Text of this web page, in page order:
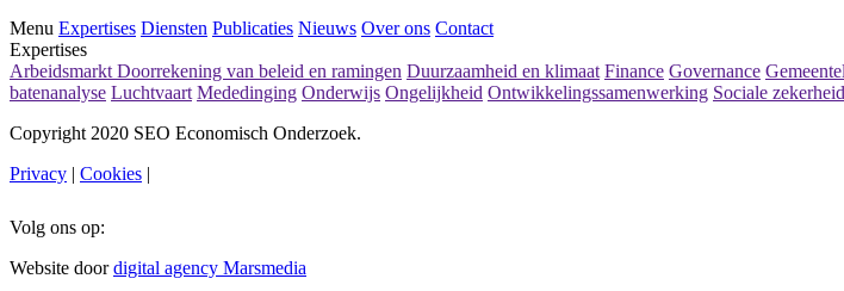
Menu Expertises Diensten Publicaties Nieuws Over ons Contact
Expertises
Arbeidsmarkt Doorrekening van beleid en ramingen Duurzaamheid en klimaat Finance Governance
batenanalyse Luchtvaart Mededinging Onderwijs Ongelijkheid Ontwikkelingssamenwerking Sociale
Copyright 2020 SEO Economisch Onderzoek.
Privacy | Cookies |
Volg ons op:
Website doordigital agency Marsmedia